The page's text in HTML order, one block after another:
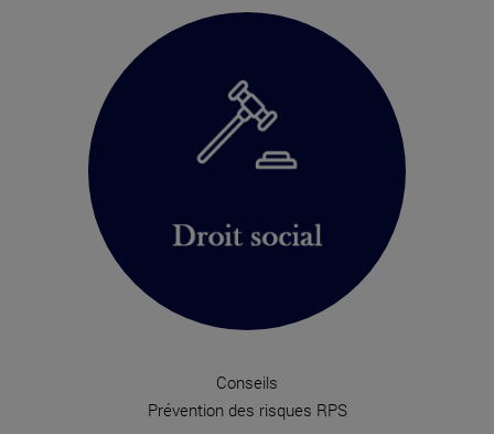
Conseils
Prévention des risques RPS